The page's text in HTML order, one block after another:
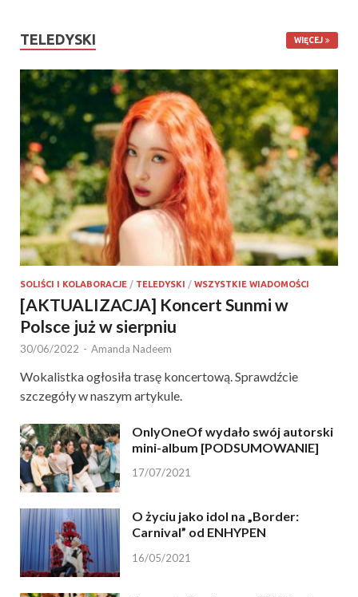
TELEDYSKI WIĘCEJ
SOLIŚCI I KOLABORACJE / TELEDYSKI / WSZYSTKIE WIADOMOŚCI
[AKTUALIZACJA] Koncert Sunmi w
Polsce już w sierpniu
30/06/2022 - Amanda Nadeem
Wokalistka ogłosiła trasę koncertową. Sprawdźcie
szczegóły w naszym artykule.
OnlyOneOf wydało swój autorski
mini-album [PODSUMOWANIE]
17/07/2021
O życiu jako idol na „Border:
Carnival” od ENHYPEN
16/05/2021